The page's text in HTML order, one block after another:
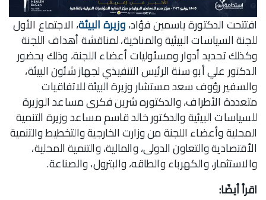
افتتحت الدكتورة ياسمين فؤاد،وزيرة البيئة، الاجتماع الأول
للجنة السياسات البيئية والمناخية، لمناقشة أهداف اللجنة
وكذلك تحديد أدوار ومسئوليات أعضاء اللجنة، وذلك بحضور
الدكتور علي أبو سنة الرئيس التنفيذي لجهاز شئون البيئة،
والسفير رؤوف سعد مستشار وزيرة البيئة للاتفاقيات
متعددة الأطراف، والدكتوره شرين فكرى مساعد الوزيرة
للسياسات البيئية والدكتور خالد قاسم مساعد وزيرة التنمية
المحلية وأعضاء اللجنة من وزارت الخارجية والتخطيط والتنمية
الأقتصادية والتعاون الدولى، والمالية، والتنمية المحلية،
والاستثمار، والكهرباء والطاقه، والبترول، والصناعة.
اقرأ أيضًا: